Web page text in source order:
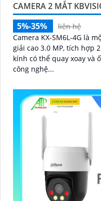
CAMERA 2 MẮT
5%-35%
liên hệ
Camera KX-SM6L-4G là
giải cao 3.0 MP, tích hợp
kính có thể quay xoay và ống
công nghệ...